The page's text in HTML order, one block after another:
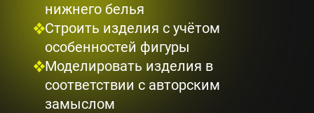
нижнего белья
Строить изделия с учётом
особенностей фигуры
Моделировать изделия в
соответствии с авторским
замыслом